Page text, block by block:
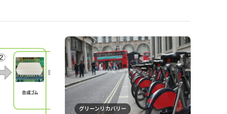
グリーンリカバリー